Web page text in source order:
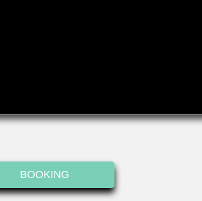
BOOKING